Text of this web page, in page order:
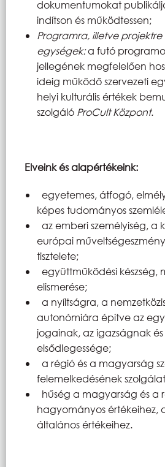
dokumentumokat
indítson és működtessen;
Programra, illetve
egységek:a futó
jellegének megfelelően
ideig működő szervezeti
helyi kulturális értékek
szolgáló ProCult Központ.
Elveink és alapértékeink:
egyetemes, átfogó,
képes tudományos
az emberi személyiség, a
európai
tisztelete;
együttműködési készség,
elismerése;
a nyíltságra, a
autonómiára építve az
jogainak, az igazságnak
elsődlegessége;
a régió és a magyarság
felemelkedésének
hűség a magyarság és a
hagyományos értékeihez,
általános értékeihez.